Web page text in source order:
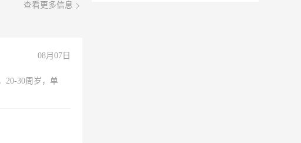
查看更多信息
08月07日
20-30周岁，单